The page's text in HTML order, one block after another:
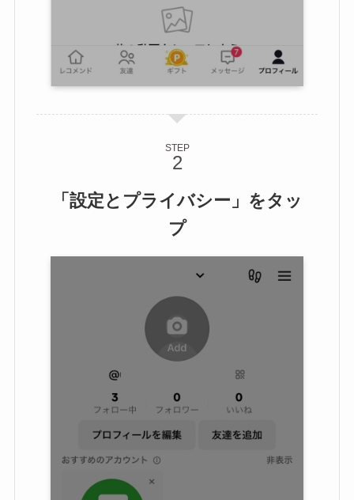
STEP
「設定とプライバシー」をタッ
プ